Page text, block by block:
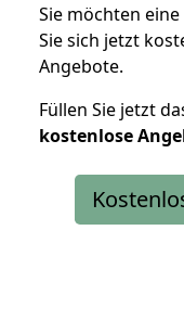
Sie möchten eine
Sie sich jetzt
Angebote.
Füllen Sie jetzt
kostenlose